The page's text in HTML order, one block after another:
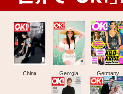
China Georgia Germany